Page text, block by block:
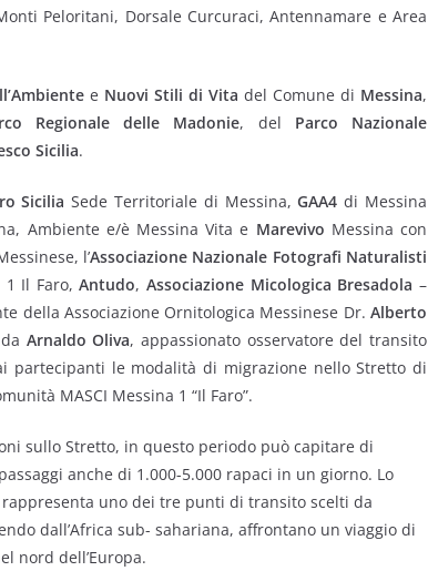
Peloritani, Dorsale Curcuraci, Antennamare e Area
e Nuovi Stili di Vita del Comune di Messina,
Regionale delle Madonie, del Parco Nazionale
Sicilia.
Sicilia Sede Territoriale di Messina,GAA4 di Messina
Ambiente e/è Messina Vita e Marevivo Messina con
l’Associazione Nazionale Fotografi Naturalisti
1 Il Faro,Antudo,Associazione Micologica Bresadola –
della Associazione Ornitologica Messinese Dr. Alberto
Arnaldo Oliva, appassionato osservatore del transito
partecipanti le modalità di migrazione nello Stretto di
MASCI Messina 1 “Il Faro”.
sullo Stretto, in questo periodo può capitare di
anche di 1.000-5.000 rapaci in un giorno. Lo
uno dei tre punti di transito scelti da
dall’Africa sub- sahariana, affrontano un viaggio di
nord dell’Europa.